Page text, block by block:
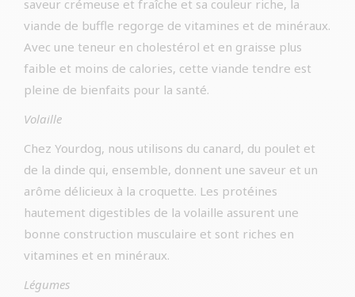
saveur crémeuse et fraîche et sa couleur riche, la
viande de buffle regorge de vitamines et de minéraux.
Avec une teneur en cholestérol et en graisse plus
faible et moins de calories, cette viande tendre est
pleine de bienfaits pour la santé.
Volaille
Chez Yourdog, nous utilisons du canard, du poulet et
de la dinde qui, ensemble, donnent une saveur et un
arôme délicieux à la croquette. Les protéines
hautement digestibles de la volaille assurent une
bonne construction musculaire et sont riches en
vitamines et en minéraux.
Légumes